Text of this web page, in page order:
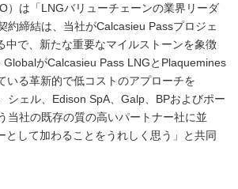
）は「LNGバリューチェーンの業界リーダ
約締結は、当社がCalcasieu Passプロジェ
中で、新たな重要なマイルストーンを象徴
GlobalがCalcasieu Pass LNGとPlaquemines
いる革新的で低コストのアプローチを
シェル、Edison SpA、Galp、BPおよびポー
当社の既存の質の高いパートナー社に並
として加わることをうれしく思う」と共同